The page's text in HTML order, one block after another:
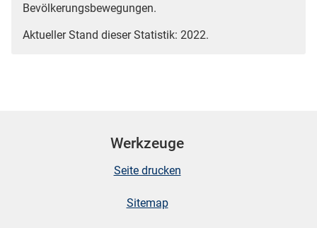
Bevölkerungsbewegungen.
Aktueller Stand dieser Statistik: 2022.
Werkzeuge
Seite drucken
Sitemap